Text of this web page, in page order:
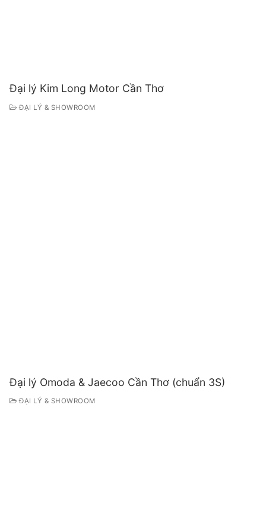
Đại lý Kim Long Motor Cần Thơ
ĐẠI LÝ & SHOWROOM
Đại lý Omoda & Jaecoo Cần Thơ (chuẩn 3S)
ĐẠI LÝ & SHOWROOM